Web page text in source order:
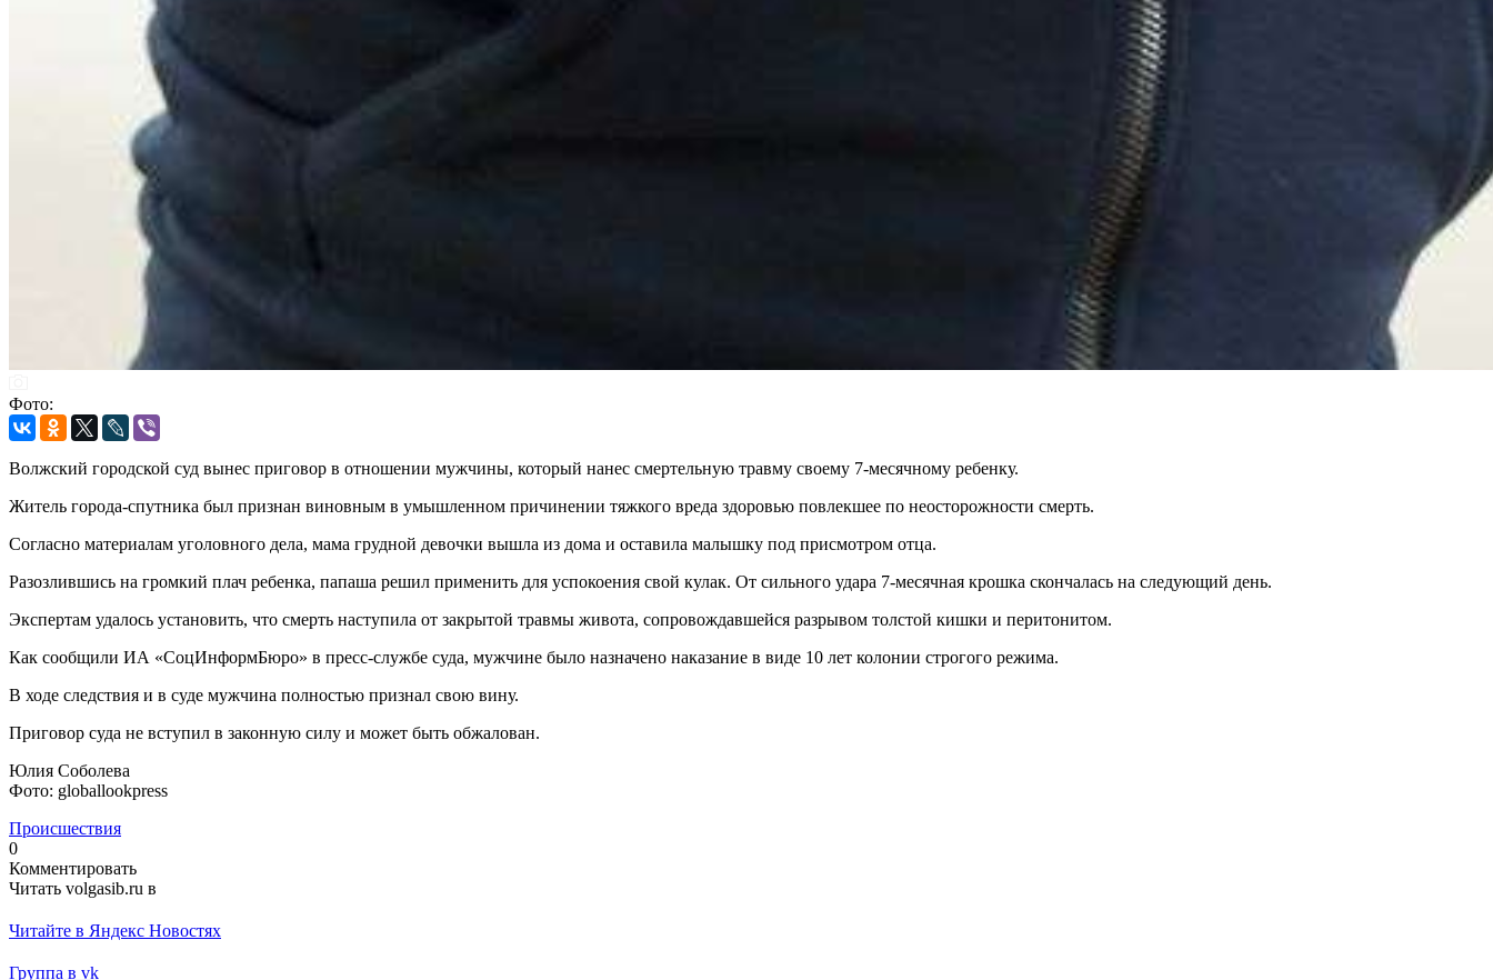
Фото:
Волжский городской суд вынес приговор в отношении мужчины, который нанес смертельную травму своему 7-месячному ребенку.
Житель города-спутника был признан виновным в умышленном причинении тяжкого вреда здоровью повлекшее по неосторожности смерть.
Согласно материалам уголовного дела, мама грудной девочки вышла из дома и оставила малышку под присмотром отца.
Разозлившись на громкий плач ребенка, папаша решил применить для успокоения свой кулак. От сильного удара 7-месячная крошка скончалась на следующий день.
Экспертам удалось установить, что смерть наступила от закрытой травмы живота, сопровождавшейся разрывом толстой кишки и перитонитом.
Как сообщили ИА «СоцИнформБюро» в пресс-службе суда, мужчине было назначено наказание в виде 10 лет колонии строгого режима.
В ходе следствия и в суде мужчина полностью признал свою вину.
Приговор суда не вступил в законную силу и может быть обжалован.
Юлия Соболева
Фото: globallookpress
Происшествия
0
Комментировать
Читать volgasib.ru в
Читайте в Яндекс Новостях
Группа в vk